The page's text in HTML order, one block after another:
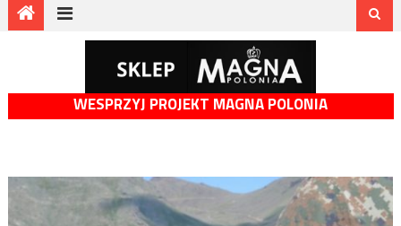
WESPRZYJ PROJEKT MAGNA POLONIA